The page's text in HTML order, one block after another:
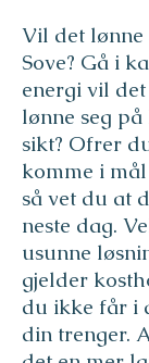
Vil det lønne
Sove? Gå i
energi vil
lønne seg
sikt? Ofrer
komme i
så vet du at
neste dag.
usunne
gjelder
du ikke får i
din trenger.